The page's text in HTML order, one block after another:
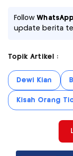
Follow
update berita
Topik Artikel :
Dewi Kian
Kisah Orang